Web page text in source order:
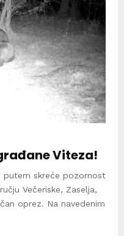
Viteza!
putem skreće pozornost
Večeriske, Zaselja,
oprez. Na navedenim